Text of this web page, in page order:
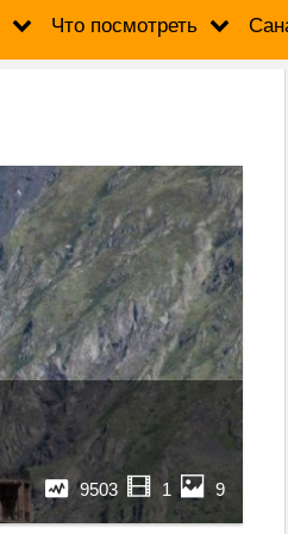
Что посмотреть
9503 1 9